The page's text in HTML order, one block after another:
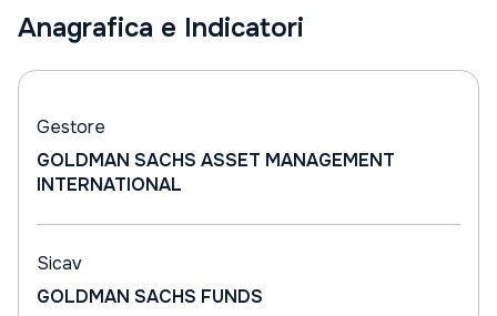
Anagrafica e Indicatori
Gestore
GOLDMAN SACHS ASSET MANAGEMENT
INTERNATIONAL
Sicav
GOLDMAN SACHS FUNDS